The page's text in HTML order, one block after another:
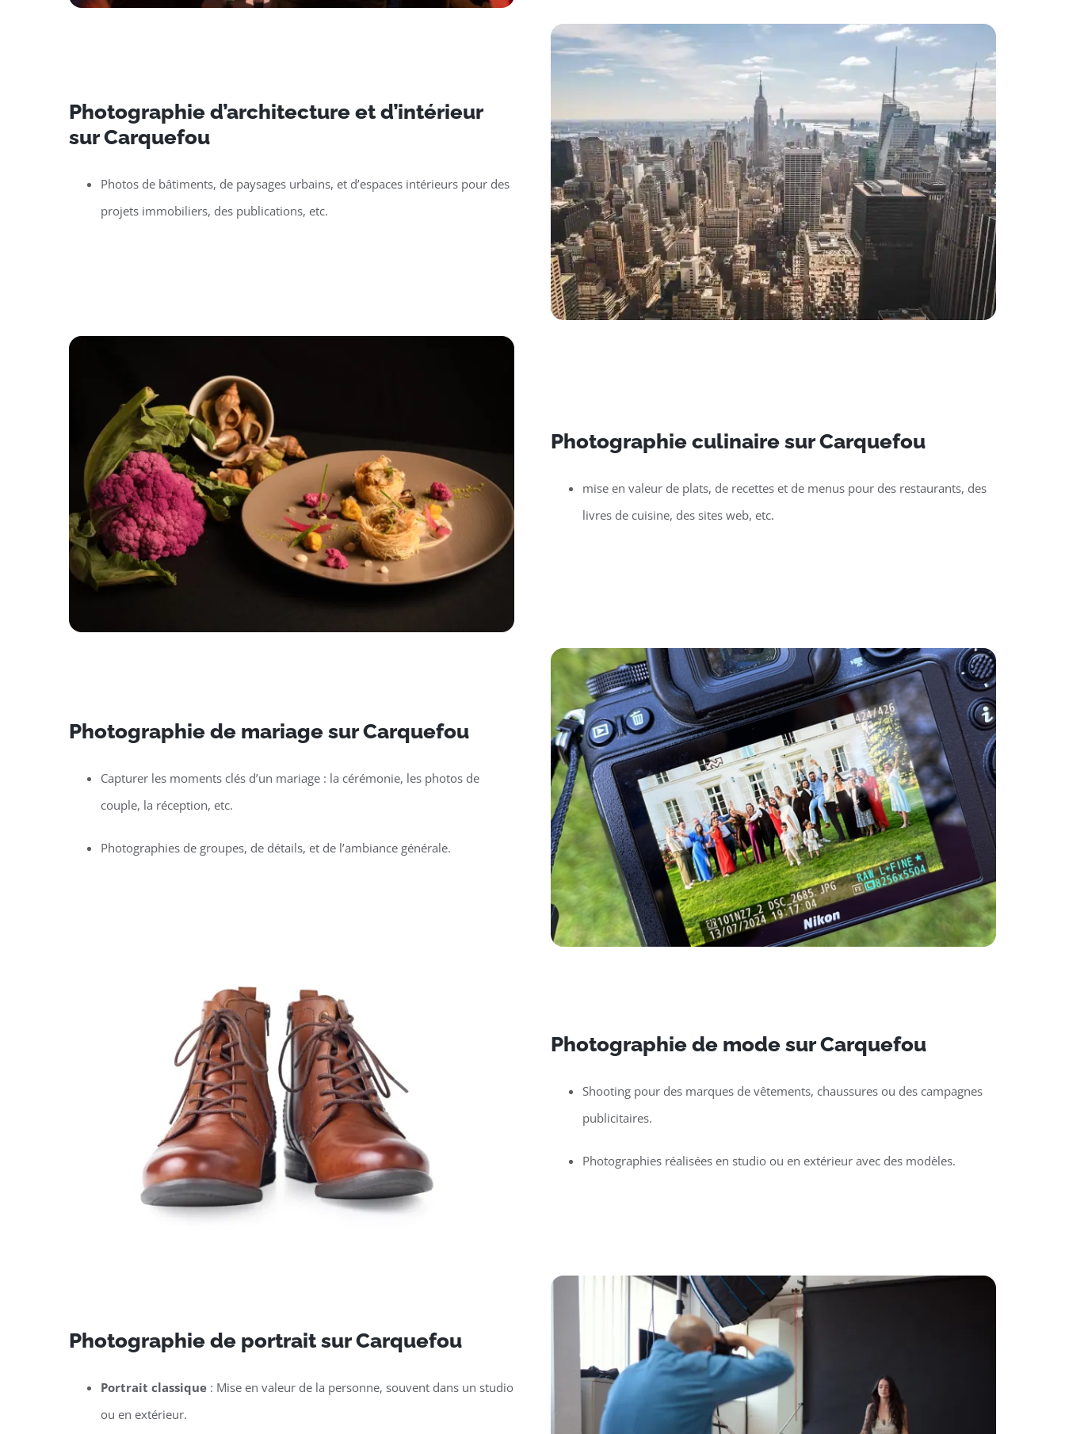
Photographie d’architecture et d’intérieur
sur Carquefou
Photos de bâtiments, de paysages urbains, et d’espaces intérieurs pour des
projets immobiliers, des publications, etc.
Photographie culinaire sur Carquefou
mise en valeur de plats, de recettes et de menus pour des restaurants, des
livres de cuisine, des sites web, etc.
Photographie de mariage sur Carquefou
Capturer les moments clés d’un mariage : la cérémonie, les photos de
couple, la réception, etc.
Photographies de groupes, de détails, et de l’ambiance générale.
Photographie de mode sur Carquefou
Shooting pour des marques de vêtements, chaussures ou des campagnes
publicitaires.
Photographies réalisées en studio ou en extérieur avec des modèles.
Photographie de portrait sur Carquefou
Portrait classique: Mise en valeur de la personne, souvent dans un studio
ou en extérieur.